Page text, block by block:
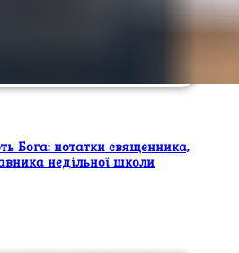
Бога: нотатки священника,
недільної школи